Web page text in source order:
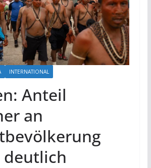
INTERNATIONAL
Anteil
an
deutlich